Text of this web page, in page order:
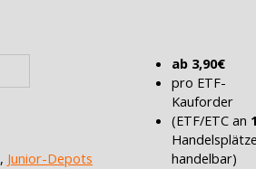
, Junior-Depots
ab 3,90€
pro ETF-
Kauforder
(ETF/ETC an
handelbar)